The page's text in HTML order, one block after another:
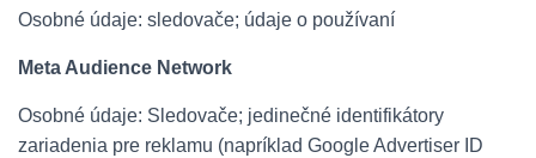
Osobné údaje: sledovače; údaje o používaní
Meta Audience Network
Osobné údaje: Sledovače; jedinečné identifikátory
zariadenia pre reklamu (napríklad Google Advertiser ID